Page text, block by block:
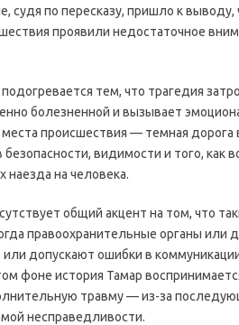
судя по пересказу, пришло к выводу,
проявили недостаточное
тем, что трагедия
болезненной и вызывает
места происшествия — темная
видимости и того,
наезда на человека.
общий акцент на том, что
правоохранительные органы или
допускают ошибки в
фоне история Тамар
травму — из-за
несправедливости.